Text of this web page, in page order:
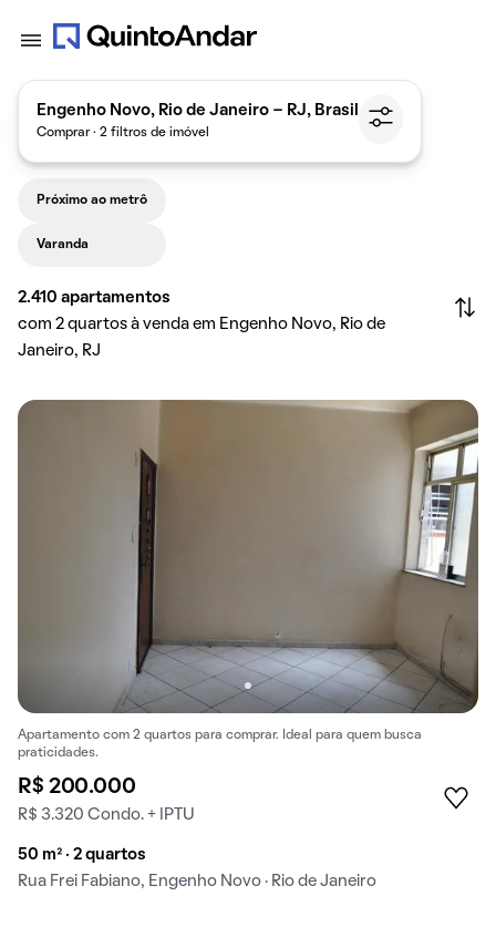
Engenho Novo, Rio de Janeiro - RJ, Brasil
Comprar · 2 filtros de imóvel
Próximo ao metrô
Varanda
2.410 apartamentos
com 2 quartos à venda em Engenho Novo, Rio de
Janeiro, RJ
Apartamento com 2 quartos para comprar. Ideal para quem busca
praticidades.
R$ 200.000
R$ 3.320 Condo. + IPTU
50 m² · 2 quartos
Rua Frei Fabiano, Engenho Novo · Rio de Janeiro